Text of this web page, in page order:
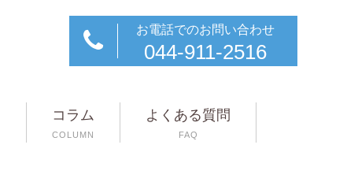
お電話でのお問い合わせ
044-911-2516
コラム
COLUMN
よくある質問
FAQ